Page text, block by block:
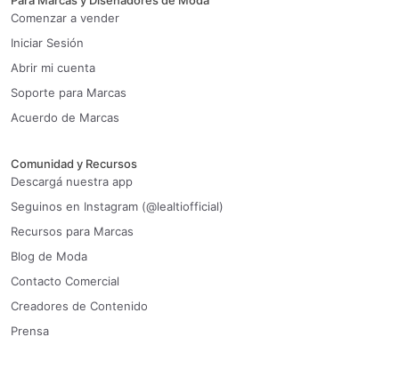
Comenzar a vender
Iniciar Sesión
Abrir mi cuenta
Soporte para Marcas
Acuerdo de Marcas
Comunidad y Recursos
Descargá nuestra app
Seguinos en Instagram (@lealtiofficial)
Recursos para Marcas
Blog de Moda
Contacto Comercial
Creadores de Contenido
Prensa